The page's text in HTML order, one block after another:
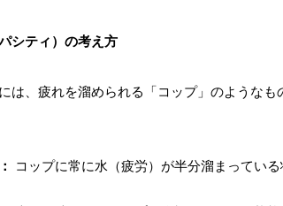
シティ）の考え方
は、疲れを溜められる「コップ」のようなも
コップに常に水（疲労）が半分溜まっている